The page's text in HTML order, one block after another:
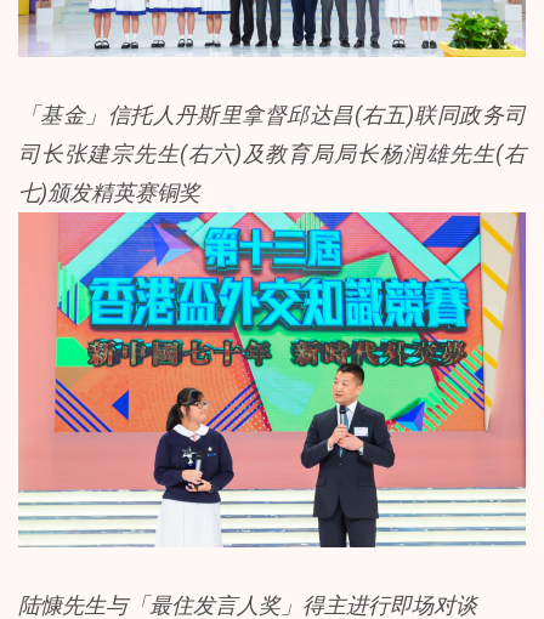
「基金」信托人丹斯里拿督邱达昌(右五)联同政务司
司长张建宗先生(右六)及教育局局长杨润雄先生(右
七)颁发精英赛铜奖
陆慷先生与「最住发言人奖」得主进行即场对谈